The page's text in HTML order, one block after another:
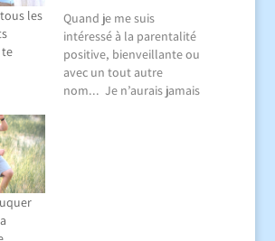
les
Quand je me suis
intéressé à la parentalité
positive, bienveillante ou
avec un tout autre
nom... Je n’aurais jamais